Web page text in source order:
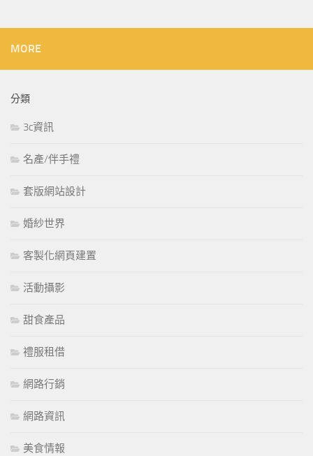
MORE
分類
3c資訊
名產/伴手禮
套版網站設計
婚紗世界
客製化網頁建置
活動攝影
甜食產品
禮服租借
網路行銷
網路資訊
美食情報